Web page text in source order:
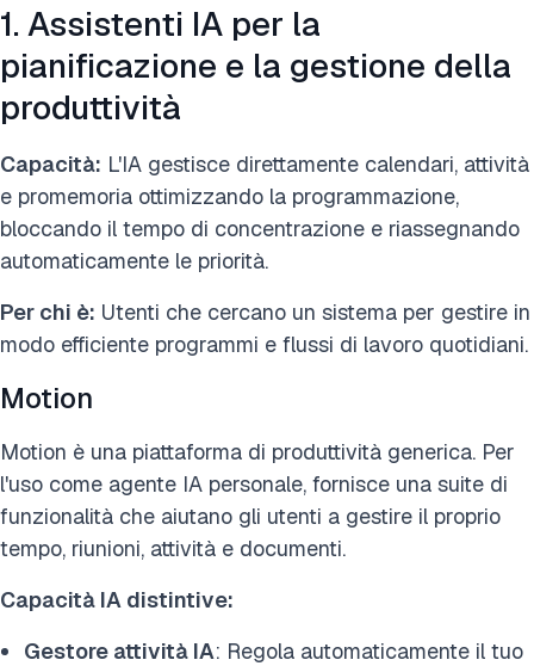
1. Assistenti IA per la
pianificazione e la gestione della
produttività
Capacità: L'IA gestisce direttamente calendari, attività
e promemoria ottimizzando la programmazione,
bloccando il tempo di concentrazione e riassegnando
automaticamente le priorità.
Per chi è: Utenti che cercano un sistema per gestire in
modo efficiente programmi e flussi di lavoro quotidiani.
Motion
Motion è una piattaforma di produttività generica. Per
l'uso come agente IA personale, fornisce una suite di
funzionalità che aiutano gli utenti a gestire il proprio
tempo, riunioni, attività e documenti.
Capacità IA distintive:
Gestore attività IA: Regola automaticamente il tuo